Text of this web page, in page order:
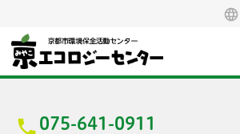
075-641-0911
アクセス